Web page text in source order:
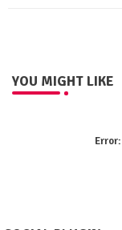
YOU MIGHT LIKE
Error: